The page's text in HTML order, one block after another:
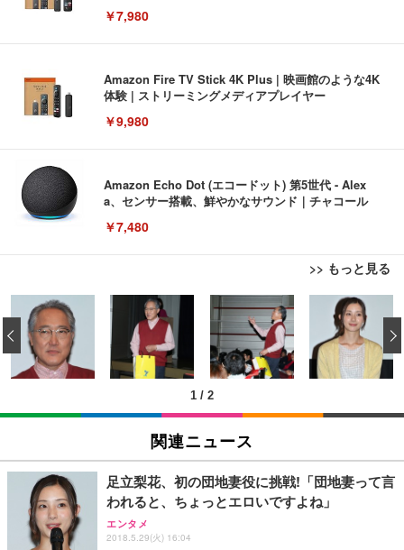
￥7,980
Amazon Fire TV Stick 4K Plus | 映画館のような4K
体験 | ストリーミングメディアプレイヤー
￥9,980
Amazon Echo Dot (エコードット) 第5世代 - Alex
a、センサー搭載、鮮やかなサウンド｜チャコール
￥7,480
>> もっと見る
[EdoErgo] オフィスチェア 椅子 テレワーク 疲れな
い 跳ね上げ式アームレスト コンパクト 約105度ロッ
キング pc 事務椅子 360度回転 座面昇降 強化ナイロ
ン樹脂ベース 通気性メッシュ 在宅ワーク H-WY01
(黒網+黒枠+黒足)
￥5,699
SIHOO B100 オフィスチェア／デスクチェア メッシ
ュチェア 人間工学 疲れない ブラック
￥27,999
Sezlife オフィスチェア デスクチェア 疲れない テレ
ワーク チェア 強化バックレスト 30度ロッキング機
EIZO ビジネス向けプレミアムモニター | FlexScan
EV3240X-WT | 31.5型4K UHD・USB Type-C・ホワ
イト
￥105,595
EIZO ビジネス向けプレミアムモニター | FlexScan
￥109,572
【純正品】27"ゲーミングモニター DualSense 充電
フック付き（CFI-ZDM1J）
Amazonベーシック ペットシーツ 薄型 レギュラー 1
回使い捨て 無香料 ホワイト 300枚
￥3,373
Amazonベーシック ペットシーツ 厚型 ワイド 42枚
x2袋(84枚) ホワイト(吸収面:ライトブルー)
￥3,234
ネオ・ルーライフ ネオ・オムツ L 中型犬用 26枚入
り 単品
1 / 2
‹
関連ニュース
足立梨花、初の団地妻役に挑戦!「団地妻って言
われると、ちょっとエロいですよね」
エンタメ
2018.5.29(火) 16:04